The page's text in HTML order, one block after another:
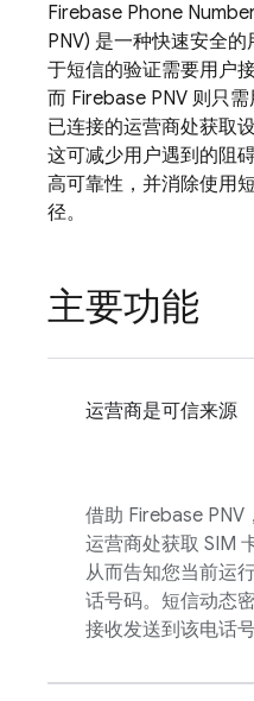
Firebase Phone
PNV) 是一种快速安全
于短信的验证需要用户
而 Firebase PNV 则只
已连接的运营商处获取
这可减少用户遇到的阻
高可靠性，并消除使用
径。
主要功能
运营商是可信来源
借助 Firebase PNV
运营商处获取 SIM
从而告知您当前运
话号码。短信动态
接收发送到该电话